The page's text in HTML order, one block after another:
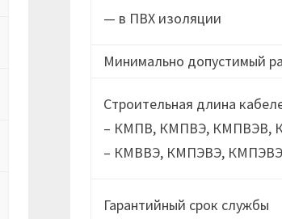
— в ПВХ изоляции
Минимально допустимый
Строительная длина
– КМПВ, КМПВЭ, КМПВЭВ,
– КМВВЭ, КМПЭВЭ,
Гарантийный срок службы